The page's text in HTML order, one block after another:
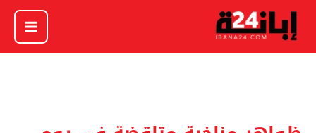
تخطي
المحتوى